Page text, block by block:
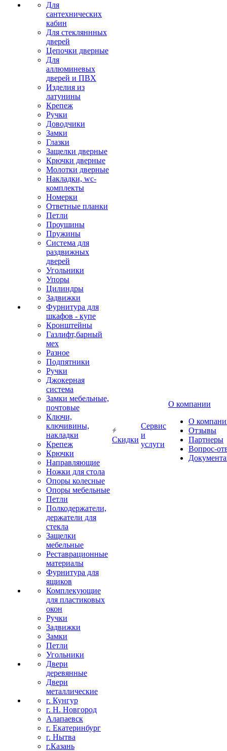
Для
сантехнических
кабин
Для стекляннных
дверей
Цепочки дверные
Для
аллюминевых
дверей и ПВХ
Изделия из
латунины
Крепеж
Ручки
Доводчики
Замки
Глазки
Защелки дверные
Крючки дверные
Молотки дверные
Накладки, wc-
комплекты
Номерки
Ответные планки
Петли
Проушины
Пружины
Система для
раздвижных
дверей
Угольники
Упоры
Цилиндры
Задвижки
Фурнитура для
шкафов - купе
Кронштейны
Газлифт,барный
мех
Разное
Подпятники
Ручки
Джокерная
система
Замки мебельные,
почтовые
Ключи,
ключивины,
накладки
Крепеж
Крючки
Направляющие
Ножки для стола
Опоры колесные
Опоры мебельные
Петли
Полкодержатели,
держатели для
стекла
Защелки
мебельные
Реставрационные
материалы
Фурнитура для
ящиков
Комплекующие
для пластиковых
окон
Ручки
Задвижки
Замки
Петли
Угольники
Двери
деревянные
Двери
металлические
г. Кунгур
г. Н. Новгород
Алапаевск
г. Екатеринбург
г. Нытва
г.Казань
Скидки
Сервис
и
услуги
О компании
О
Отзывы
Партнеры
Вопрос-